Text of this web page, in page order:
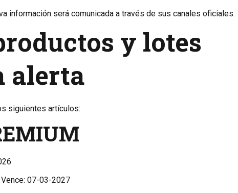
información será comunicada a través de sus canales oficiales.
y lotes
alerta
siguientes artículos:
07-03-2027